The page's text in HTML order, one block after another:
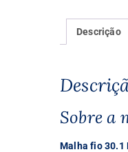
Descrição
Sobre a
Malha fio 30.1